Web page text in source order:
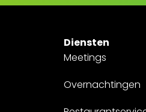
Diensten
Meetings
Overnachtingen